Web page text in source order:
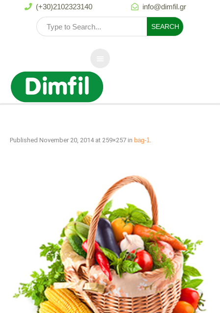
 (+30)2102323140  info@dimfil.gr
Published November 20, 2014at 259×257 in bag-1.